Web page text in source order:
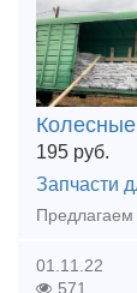
195 руб.
Запчасти
01.11.22
571